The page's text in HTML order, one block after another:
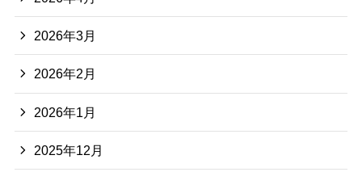
2026年3月
2026年2月
2026年1月
2025年12月